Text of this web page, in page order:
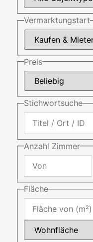
Vermarktungstart
Preis
Stichwortsuche
Anzahl Zimmer
Fläche